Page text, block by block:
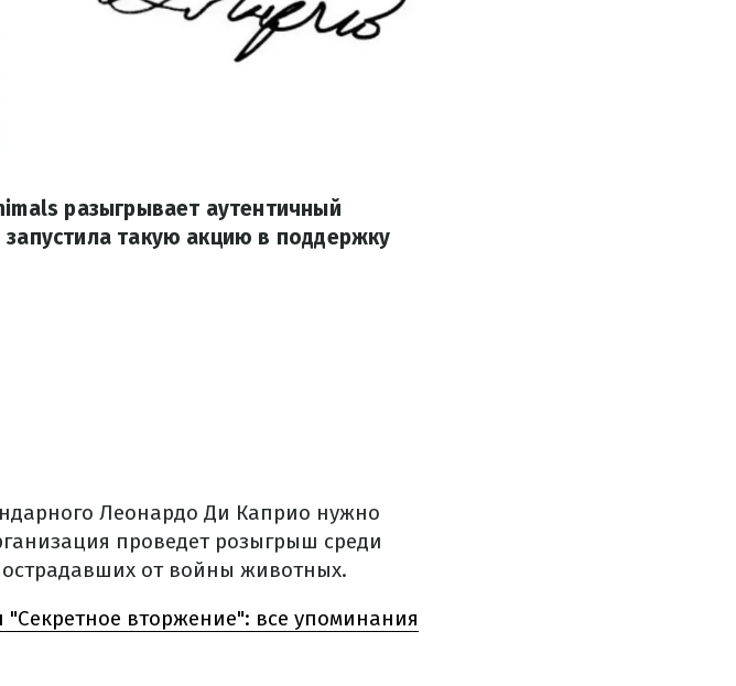
разыгрывает аутентичный
такую акцию в поддержку
Леонардо Ди Каприо нужно
проведет розыгрыш среди
от войны животных.
вторжение": все упоминания